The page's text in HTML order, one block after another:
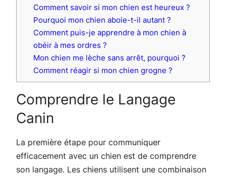
Comment savoir si mon chien est heureux ?
Pourquoi mon chien aboie-t-il autant ?
Comment puis-je apprendre à mon chien à
obéir à mes ordres ?
Mon chien me lèche sans arrêt, pourquoi ?
Comment réagir si mon chien grogne ?
Comprendre le Langage
Canin
La première étape pour communiquer
efficacement avec un chien est de comprendre
son langage. Les chiens utilisent une combinaison